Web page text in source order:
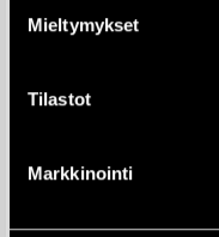
Mieltymykset
Tilastot
Markkinointi